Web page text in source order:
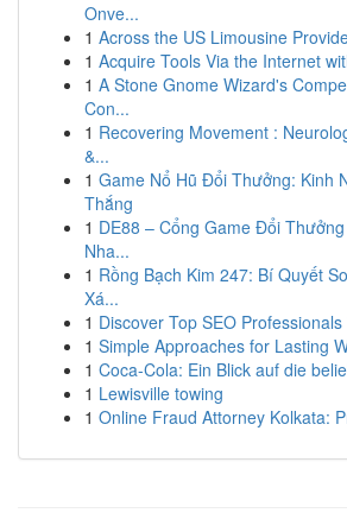
Onve...
1 Across the US Limousine
1 Acquire Tools Via the Internet
1 A Stone Gnome Wizard's
Con...
1 Recovering Movement :
&...
1 Game Nổ Hũ Đổi Thưởng: Kinh
Thắng
1 DE88 – Cổng Game Đổi
Nha...
1 Rồng Bạch Kim 247: Bí Quyết
Xá...
1 Discover Top SEO
1 Simple Approaches for Lasting
1 Coca-Cola: Ein Blick auf die
1 Lewisville towing
1 Online Fraud Attorney Kolkata: